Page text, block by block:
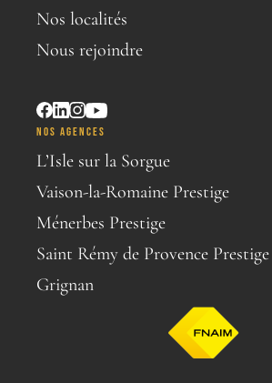
Nos localités
Nous rejoindre
NOS AGENCES
L’Isle sur la Sorgue
Vaison-la-Romaine Prestige
Ménerbes Prestige
Saint Rémy de Provence Prestige
Grignan